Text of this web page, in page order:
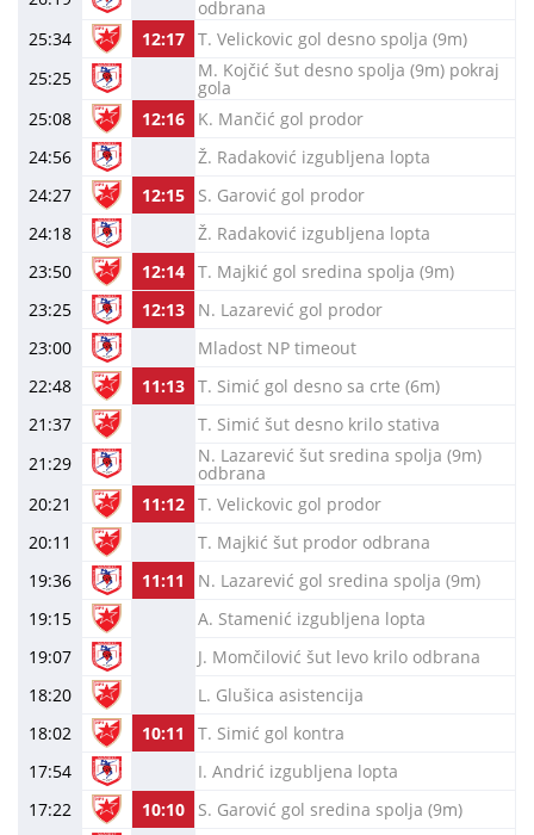
odbrana
25:34
12:17 T. Velickovic gol desno spolja (9m)
25:25
M. Kojčić šut desno spolja (9m) pokraj
gola
25:08
12:16
K. Mančić gol prodor
24:56
Ž. Radaković izgubljena lopta
24:27
12:15
S. Garović gol prodor
24:18
Ž. Radaković izgubljena lopta
23:50
12:14 T. Majkić gol sredina spolja (9m)
23:25
12:13
N. Lazarević gol prodor
23:00
Mladost NP timeout
22:48
11:13 T. Simić gol desno sa crte (6m)
21:37
T. Simić šut desno krilo stativa
21:29
N. Lazarević šut sredina spolja (9m)
odbrana
20:21
11:12 T. Velickovic gol prodor
20:11
T. Majkić šut prodor odbrana
19:36
11:11
N. Lazarević gol sredina spolja (9m)
19:15
A. Stamenić izgubljena lopta
19:07
J. Momčilović šut levo krilo odbrana
18:20
L. Glušica asistencija
18:02
10:11
T. Simić gol kontra
17:54
I. Andrić izgubljena lopta
17:22
10:10
S. Garović gol sredina spolja (9m)